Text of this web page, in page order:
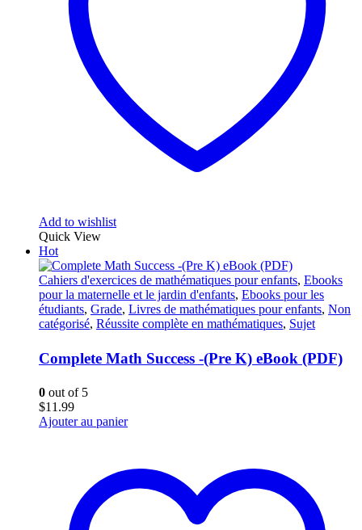
Add to wishlist
Quick View
Hot
Cahiers d'exercices de mathématiques pour enfants, Ebooks
pour la maternelle et le jardin d'enfants, Ebooks pour les
étudiants, Grade, Livres de mathématiques pour enfants, Non
catégorisé, Réussite complète en mathématiques, Sujet
Complete Math Success -(Pre K) eBook (PDF)
0 out of 5
$11.99
Ajouter au panier